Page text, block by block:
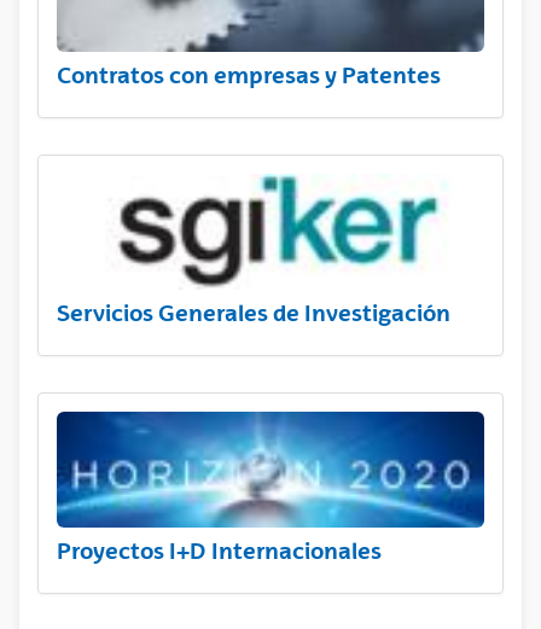
Contratos con empresas y Patentes
Servicios Generales de Investigación
Proyectos I+D Internacionales